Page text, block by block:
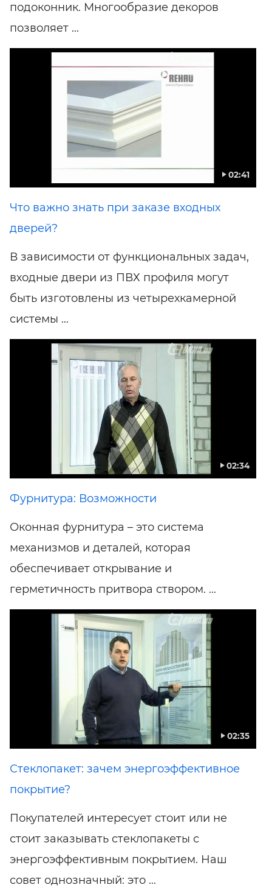
подоконник. Многообразие декоров
позволяет ...
02:41
Что важно знать при заказе входных
дверей?
В зависимости от функциональных задач,
входные двери из ПВХ профиля могут
быть изготовлены из четырехкамерной
системы ...
02:34
Фурнитура: Возможности
Оконная фурнитура – это система
механизмов и деталей, которая
обеспечивает открывание и
герметичность притвора створом. ...
02:35
Стеклопакет: зачем энергоэффективное
покрытие?
Покупателей интересует стоит или не
стоит заказывать стеклопакеты с
энергоэффективным покрытием. Наш
совет однозначный: это ...